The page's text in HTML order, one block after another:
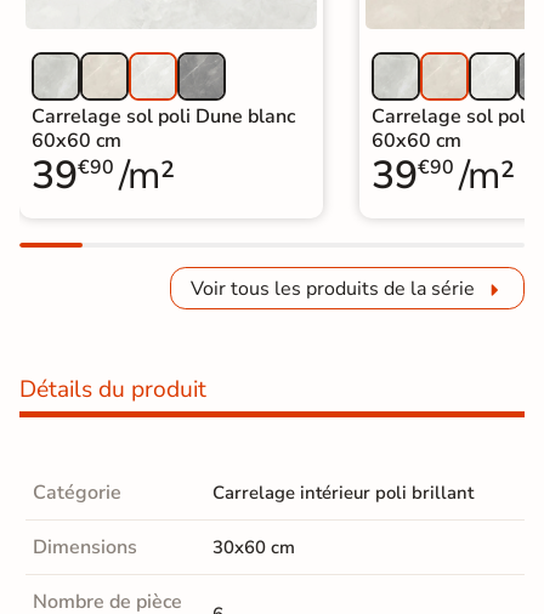
Carrelage sol poli Dune blanc
60x60 cm
39€90 /m²
Carrelage sol poli
60x60 cm
39€90 /m²
Voir tous les produits de la série
Détails du produit
Catégorie Carrelage intérieur poli brillant
Dimensions 30x60 cm
Nombre de pièce